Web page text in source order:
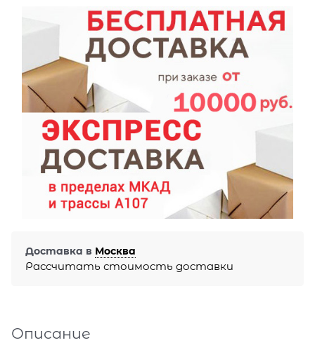
Доставка в Москва
Рассчитать стоимость доставки
Описание